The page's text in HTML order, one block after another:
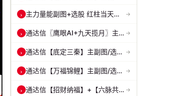
› 主力量能副图+选股 红柱当天主动买入量 绿柱主动卖出量 →
› 通达信〖鹰眼AI+九天揽月〗主副图 精准标记买卖拐点 九维因子共振过滤杂... →
› 通达信【底定三秦】主副图/选股 连板龙头低吸精准量化 出票少而精 五年... →
› 通达信【万福锦鲤】主副图/选股 一进二主升和锦鲤回调两种模式 源码 →
› 通达信【招财纳福】+【六脉共振】主副图/选股 自用经历实战的指标 抓强... →